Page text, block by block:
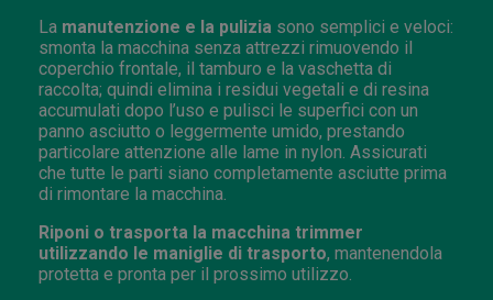
La manutenzione e la pulizia sono semplici e veloci:
smonta la macchina senza attrezzi rimuovendo il
coperchio frontale, il tamburo e la vaschetta di
raccolta; quindi elimina i residui vegetali e di resina
accumulati dopo l’uso e pulisci le superfici con un
panno asciutto o leggermente umido, prestando
particolare attenzione alle lame in nylon. Assicurati
che tutte le parti siano completamente asciutte prima
di rimontare la macchina.
Riponi o trasporta la macchina trimmer
utilizzando le maniglie di trasporto, mantenendola
protetta e pronta per il prossimo utilizzo.